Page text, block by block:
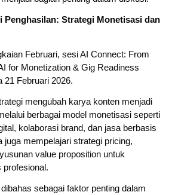
Penghasilan: Strategi Monetisasi dan
Februari, sesi AI Connect: From
for Monetization & Gig Readiness
21 Februari 2026.
mengubah karya konten menjadi
berbagai model monetisasi seperti
kolaborasi brand, dan jasa berbasis
juga mempelajari strategi pricing,
value proposition untuk
profesional.
sebagai faktor penting dalam